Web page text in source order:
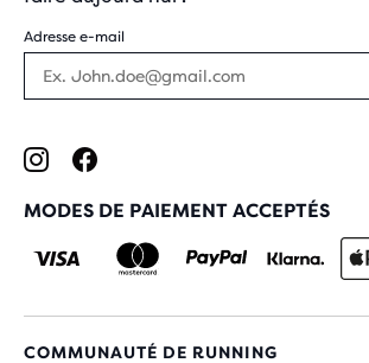
Adresse e-mail
MODES DE PAIEMENT ACCEPTÉS
COMMUNAUTÉ DE RUNNING